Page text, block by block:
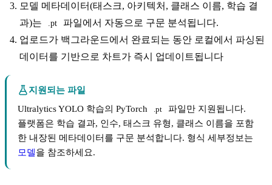
모델 메타데이터(태스크, 아키텍처, 클래스 이름, 학습 결
과)는
.pt
파일에서 자동으로 구문 분석됩니다.
업로드가 백그라운드에서 완료되는 동안 로컬에서 파싱된
데이터를 기반으로 차트가 즉시 업데이트됩니다
지원되는 파일
Ultralytics YOLO 학습의 PyTorch
.pt
파일만 지원됩니다.
플랫폼은 학습 결과, 인수, 태스크 유형, 클래스 이름을 포함
한 내장된 메타데이터를 구문 분석합니다. 형식 세부정보는
모델을 참조하세요.